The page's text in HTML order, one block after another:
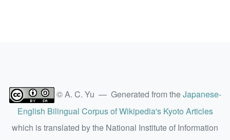
© A. C. Yu — Generated from theJapanese-
English Bilingual Corpus of Wikipedia's Kyoto Articles
which is translated by the National Institute of Information